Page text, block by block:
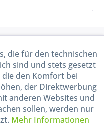
die für den technischen
sind und stets gesetzt
die den Komfort bei
der Direktwerbung
anderen Websites und
sollen, werden nur
Mehr Informationen